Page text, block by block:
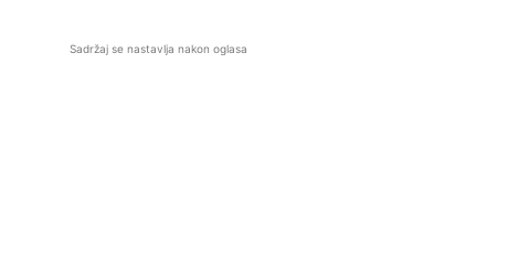
Sadržaj se nastavlja nakon oglasa